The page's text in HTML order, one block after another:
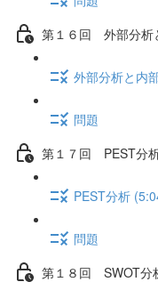
第１６回 外部分析
外部分析と内
問題
第１７回 PEST分
PEST分析
問題
第１８回 SWOT分